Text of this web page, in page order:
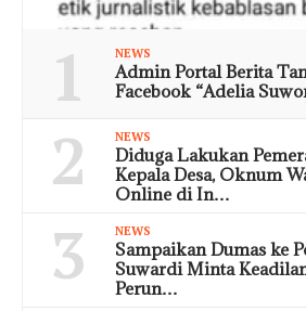
1 NEWS
Admin Portal Berita
Facebook “Adelia
2 NEWS
Diduga Lakukan
Kepala Desa, Oknum
Online di In…
3 NEWS
Sampaikan Dumas ke
Suwardi Minta
Perun…